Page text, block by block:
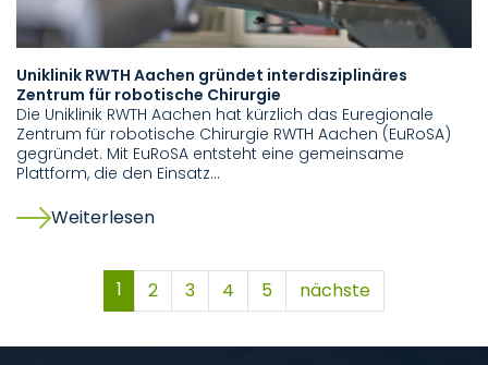
Uniklinik RWTH Aachen gründet interdisziplinäres
Zentrum für robotische Chirurgie
Die Uniklinik RWTH Aachen hat kürzlich das Euregionale
Zentrum für robotische Chirurgie RWTH Aachen (EuRoSA)
gegründet. Mit EuRoSA entsteht eine gemeinsame
Plattform, die den Einsatz…
Weiterlesen
1 2 3 4 5 nächste